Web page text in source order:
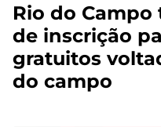
Rio do
de inscrição
gratuitos
do campo